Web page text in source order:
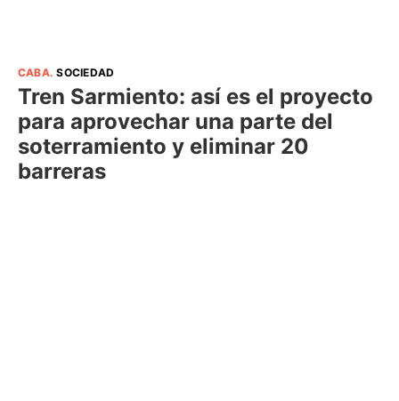
CABA.SOCIEDAD
Tren Sarmiento: así es el proyecto
para aprovechar una parte del
soterramiento y eliminar 20
barreras